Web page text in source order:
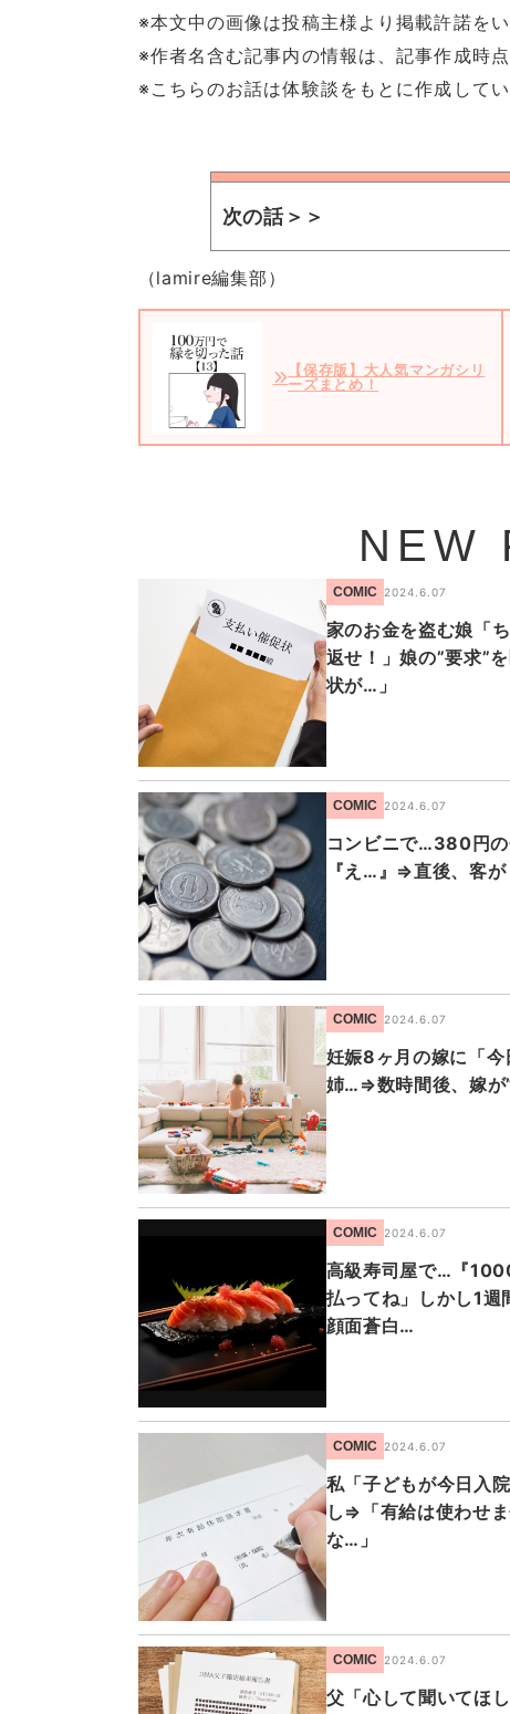
※本文中の画像は投稿主様より掲載許諾をい
※作者名含む記事内の情報は、記事作成時点
※こちらのお話は体験談をもとに作成してい
次の話＞＞
（lamire編集部）
【保存版】大人気マンガシリ
ーズまとめ！
NEW
COMIC 2024.6.07
家のお金を盗む娘「
返せ！」娘の”要求”
状が…」
COMIC 2024.6.07
コンビニで…380円の
『え…』⇒直後、客
COMIC 2024.6.07
妊娠8ヶ月の嫁に「
姉…⇒数時間後、嫁が
COMIC 2024.6.07
高級寿司屋で…『
払ってね」しかし1
顔面蒼白…
COMIC 2024.6.07
私「子どもが今日入
し⇒「有給は使わせ
な…」
COMIC 2024.6.07
父「心して聞いてほ